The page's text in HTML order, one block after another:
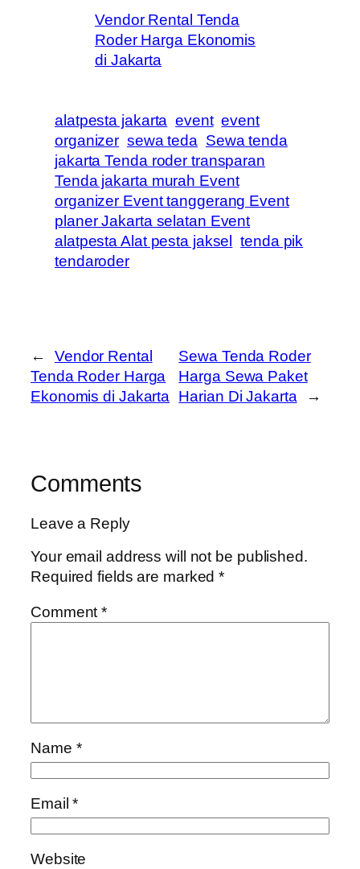
Vendor Rental Tenda
Roder Harga Ekonomis
di Jakarta
alatpesta jakarta event event
organizer sewa teda Sewa tenda
jakarta Tenda roder transparan
Tenda jakarta murah Event
organizer Event tanggerang Event
planer Jakarta selatan Event
alatpesta Alat pesta jaksel
tenda pik
tendaroder
←
Vendor Rental
Tenda Roder Harga
Ekonomis di Jakarta
Sewa Tenda Roder
Harga Sewa Paket
Harian Di Jakarta
→
Comments
Leave a Reply
Your email address will not be published.
Required fields are marked*
Comment*
Name *
Email*
Website